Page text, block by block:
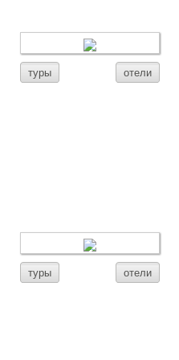
туры отели
туры отели